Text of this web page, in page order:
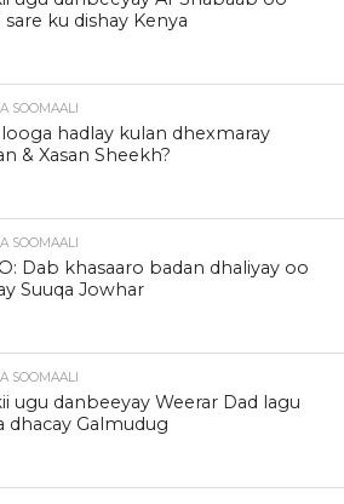
sare ku dishay Kenya
SOOMAALI
looga hadlay kulan dhexmaray
& Xasan Sheekh?
SOOMAALI
Dab khasaaro badan dhaliyay oo
Suuqa Jowhar
SOOMAALI
ugu danbeeyay Weerar Dad lagu
dhacay Galmudug